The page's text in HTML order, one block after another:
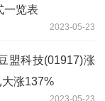
一览表
2023-05-23
盟科技(01917)涨
涨137%
2023-05-23